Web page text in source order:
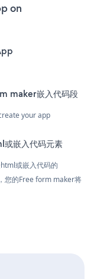
on
maker嵌入代码段
your app
嵌入代码元素
或嵌入代码的
您的Free form maker将